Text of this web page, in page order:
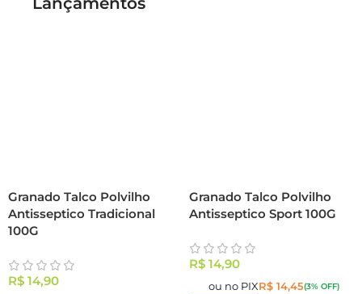
Granado Talco Polvilho
Antisseptico Tradicional
100G
R$ 14,90
Granado Talco Polvilho
Antisseptico Sport 100G
R$ 14,90
ou no PIXR$ 14,45(3% OFF)